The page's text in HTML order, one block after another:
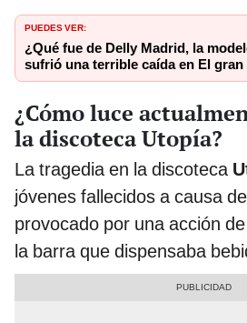
PUEDES VER:
¿Qué fue de Delly Madrid, la
sufrió una terrible caída en El
¿Cómo luce
la discoteca Utopía?
La tragedia en la discoteca
jóvenes fallecidos a causa
provocado por una acción
la barra que dispensaba